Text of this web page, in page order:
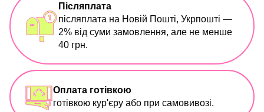
Післяплата
післяплата на Новій Пошті, Укрпошті —
2% від суми замовлення, але не менше
40 грн.
Оплата готівкою
готівкою кур'єру або при самовивозі.